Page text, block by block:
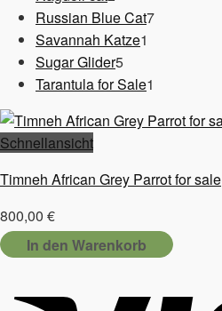
Produkte
Russian Blue Cat77
Savannah Katze1
Sugar Glider55
Produkte
Tarantula for Sale1
Schnellansicht
Timneh African Grey Parrot for sale
800,00 €
In den Warenkorb